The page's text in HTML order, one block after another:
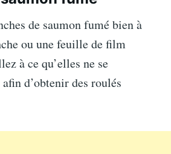
de saumon fumé bien à
ou une feuille de film
à ce qu’elles ne se
d’obtenir des roulés